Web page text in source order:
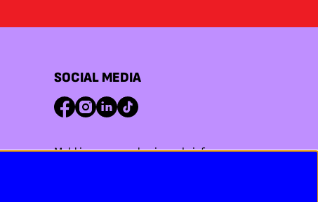
SOCIAL MEDIA
Meld je aan voor de nieuwsbrief